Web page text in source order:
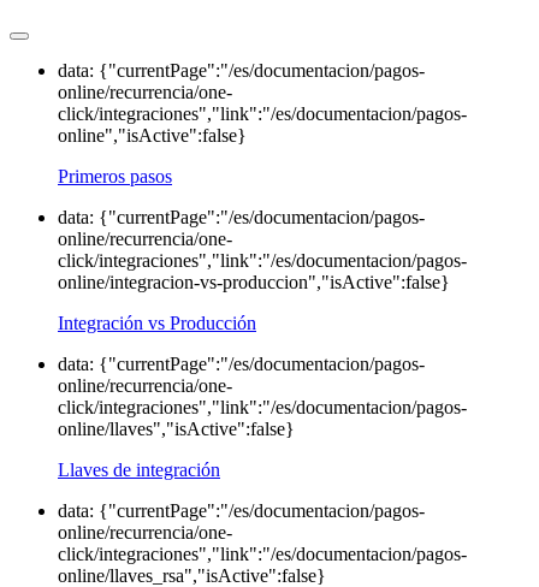
data: {"currentPage":"/es/documentacion/pagos-
online/recurrencia/one-
click/integraciones","link":"/es/documentacion/pagos-
online","isActive":false}
Primeros pasos
data: {"currentPage":"/es/documentacion/pagos-
online/recurrencia/one-
click/integraciones","link":"/es/documentacion/pagos-
online/integracion-vs-produccion","isActive":false}
Integración vs Producción
data: {"currentPage":"/es/documentacion/pagos-
online/recurrencia/one-
click/integraciones","link":"/es/documentacion/pagos-
online/llaves","isActive":false}
Llaves de integración
data: {"currentPage":"/es/documentacion/pagos-
online/recurrencia/one-
click/integraciones","link":"/es/documentacion/pagos-
online/llaves_rsa","isActive":false}